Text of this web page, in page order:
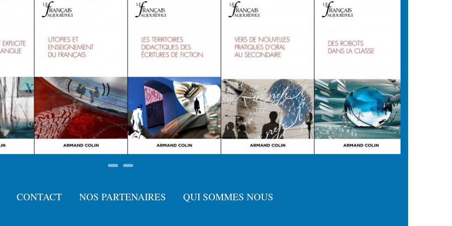
CONTACT NOS PARTENAIRES QUI SOMMES NOUS